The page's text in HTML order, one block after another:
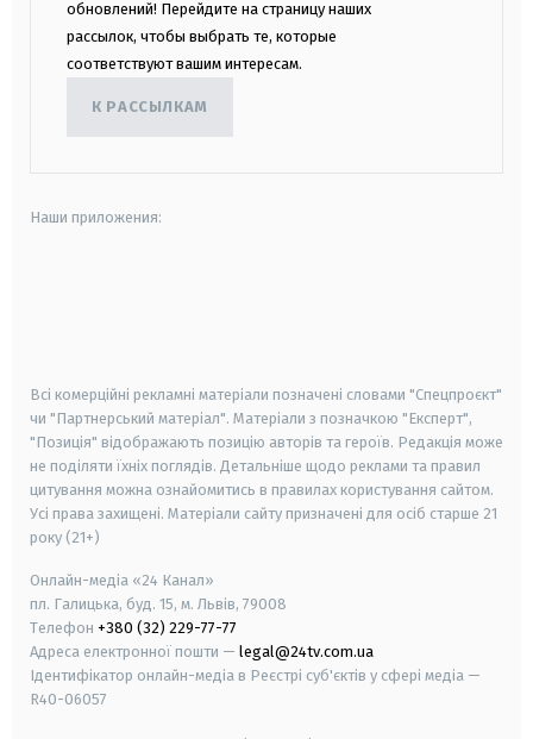
обновлений! Перейдите на страницу наших
рассылок, чтобы выбрать те, которые
соответствуют вашим интересам.
К РАССЫЛКАМ
Наши приложения:
Всі комерційні рекламні матеріали позначені словами "Спецпроєкт"
чи "Партнерський матеріал". Матеріали з позначкою "Експерт",
"Позиція" відображають позицію авторів та героїв. Редакція може
не поділяти їхніх поглядів. Детальніше щодо реклами та правил
цитування можна ознайомитись в правилах користування сайтом.
Усі права захищені. Матеріали сайту призначені для осіб старше 21
року (21+)
Онлайн-медіа «24 Канал»
пл. Галицька, буд. 15, м. Львів, 79008
Телефон +380 (32) 229-77-77
Адреса електронної пошти — legal@24tv.com.ua
Ідентифікатор онлайн-медіа в Реєстрі суб'єктів у сфері медіа —
R40-06057